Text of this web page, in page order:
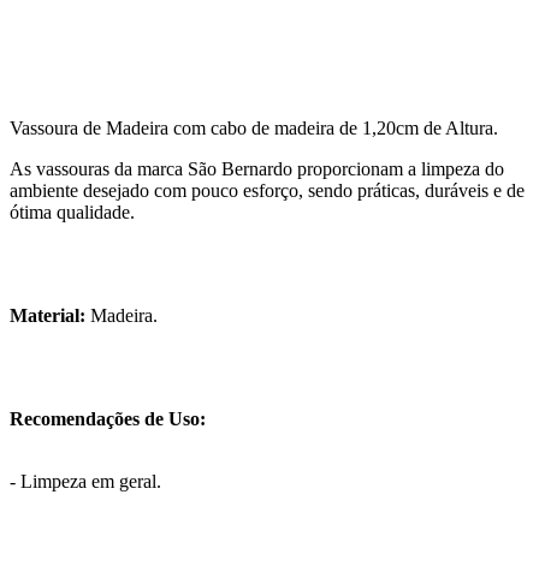
Vassoura de Madeira com cabo de madeira de 1,20cm de Altura.
As vassouras da marca São Bernardo proporcionam a limpeza do
ambiente desejado com pouco esforço, sendo práticas, duráveis e de
ótima qualidade.
Material: Madeira.
Recomendações de Uso:
- Limpeza em geral.